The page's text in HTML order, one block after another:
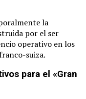
la
por el ser
operativo en los
suiza.
para el «Gran